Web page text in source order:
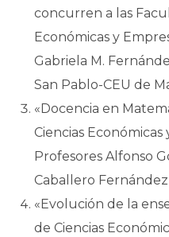
concurren a las
Económicas y
Gabriela M.
San Pablo-CEU de
«Docencia en
Ciencias Económicas
Profesores Alfonso
Caballero
«Evolución de la
de Ciencias